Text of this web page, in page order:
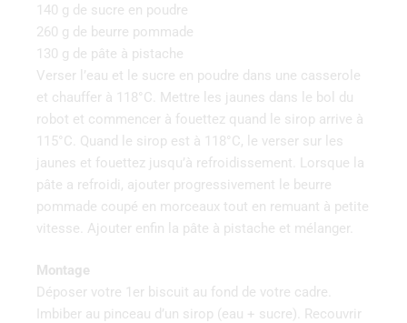
140 g de sucre en poudre
260 g de beurre pommade
130 g de pâte à pistache
Verser l’eau et le sucre en poudre dans une casserole
et chauffer à 118°C. Mettre les jaunes dans le bol du
robot et commencer à fouettez quand le sirop arrive à
115°C. Quand le sirop est à 118°C, le verser sur les
jaunes et fouettez jusqu’à refroidissement. Lorsque la
pâte a refroidi, ajouter progressivement le beurre
pommade coupé en morceaux tout en remuant à petite
vitesse. Ajouter enfin la pâte à pistache et mélanger.
Montage
Déposer votre 1er biscuit au fond de votre cadre.
Imbiber au pinceau d’un sirop (eau + sucre). Recouvrir